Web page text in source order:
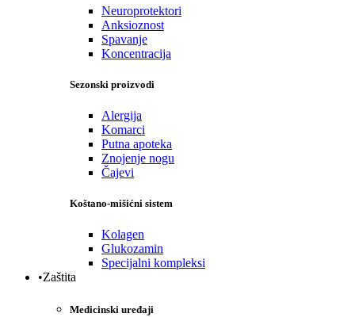
Neuroprotektori
Anksioznost
Spavanje
Koncentracija
Sezonski proizvodi
Alergija
Komarci
Putna apoteka
Znojenje nogu
Čajevi
Koštano-mišićni sistem
Kolagen
Glukozamin
Specijalni kompleksi
•Zaštita
Medicinski uređaji